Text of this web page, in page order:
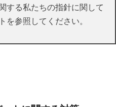
する私たちの指針に関して
を参照してください。